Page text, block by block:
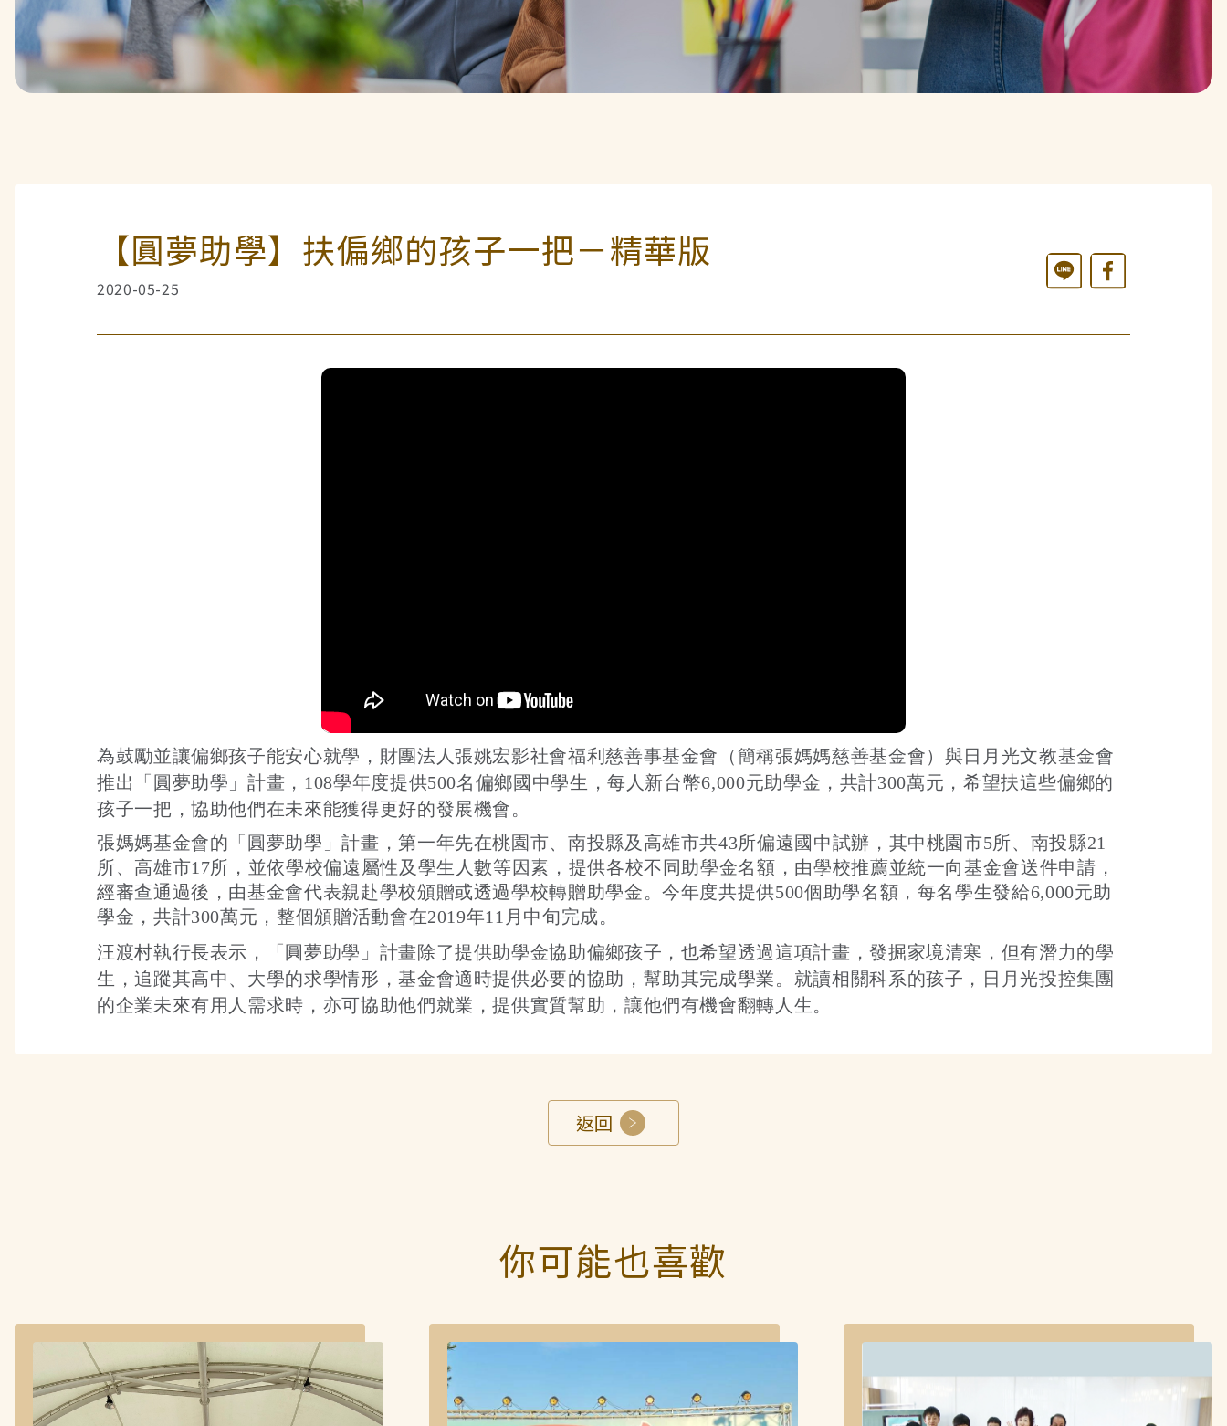
【圓夢助學】扶偏鄉的孩子一把－精華版
2020-05-25
Line
為鼓勵並讓偏鄉孩子能安心就學，財團法人張姚宏影社會福利慈善事基金會（簡稱張媽媽慈善基金會）與日月光文教基金會
推出「圓夢助學」計畫，108學年度提供500名偏鄉國中學生，每人新台幣6,000元助學金，共計300萬元，希望扶這些偏鄉的
孩子一把，協助他們在未來能獲得更好的發展機會。
張媽媽基金會的「圓夢助學」計畫，第一年先在桃園市、南投縣及高雄市共43所偏遠國中試辦，其中桃園市5所、南投縣21
所、高雄市17所，並依學校偏遠屬性及學生人數等因素，提供各校不同助學金名額，由學校推薦並統一向基金會送件申請，
經審查通過後，由基金會代表親赴學校頒贈或透過學校轉贈助學金。今年度共提供500個助學名額，每名學生發給6,000元助
學金，共計300萬元，整個頒贈活動會在2019年11月中旬完成。
汪渡村執行長表示，「圓夢助學」計畫除了提供助學金協助偏鄉孩子，也希望透過這項計畫，發掘家境清寒，但有潛力的學
生，追蹤其高中、大學的求學情形，基金會適時提供必要的協助，幫助其完成學業。就讀相關科系的孩子，日月光投控集團
的企業未來有用人需求時，亦可協助他們就業，提供實質幫助，讓他們有機會翻轉人生。
返回
你可能也喜歡